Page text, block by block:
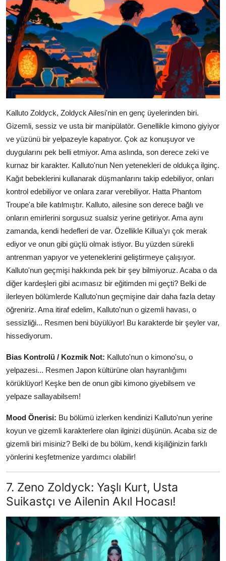
Kalluto Zoldyck, Zoldyck Ailesi'nin en genç üyelerinden biri.
Gizemli, sessiz ve usta bir manipülatör. Genellikle kimono giyiyor
ve yüzünü bir yelpazeyle kapatıyor. Çok az konuşuyor ve
duygularını pek belli etmiyor. Ama aslında, son derece zeki ve
kurnaz bir karakter. Kalluto'nun Nen yetenekleri de oldukça ilginç.
Kağıt bebeklerini kullanarak düşmanlarını takip edebiliyor, onları
kontrol edebiliyor ve onlara zarar verebiliyor. Hatta Phantom
Troupe'a bile katılmıştır. Kalluto, ailesine son derece bağlı ve
onların emirlerini sorgusuz sualsiz yerine getiriyor. Ama aynı
zamanda, kendi hedefleri de var. Özellikle Killua'yı çok merak
ediyor ve onun gibi güçlü olmak istiyor. Bu yüzden sürekli
antrenman yapıyor ve yeteneklerini geliştirmeye çalışıyor.
Kalluto'nun geçmişi hakkında pek bir şey bilmiyoruz. Acaba o da
diğer kardeşleri gibi acımasız bir eğitimden mi geçti? Belki de
ilerleyen bölümlerde Kalluto'nun geçmişine dair daha fazla detay
öğreniriz. Ama itiraf edelim, Kalluto'nun o gizemli havası, o
sessizliği... Resmen beni büyülüyor! Bu karakterde bir şeyler var,
hissediyorum.
Bias Kontrolü / Kozmik Not: Kalluto'nun o kimono'su, o
yelpazesi... Resmen Japon kültürüne olan hayranlığımı
körüklüyor! Keşke ben de onun gibi kimono giyebilsem ve
yelpaze sallayabilsem!
Mood Önerisi: Bu bölümü izlerken kendinizi Kalluto'nun yerine
koyun ve gizemli karakterlere olan ilginizi düşünün. Acaba siz de
gizemli biri misiniz? Belki de bu bölüm, kendi kişiliğinizin farklı
yönlerini keşfetmenize yardımcı olabilir!
7. Zeno Zoldyck: Yaşlı Kurt, Usta
Suikastçı ve Ailenin Akıl Hocası!